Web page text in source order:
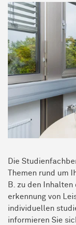
Die
Themen rund um
B. zu den
er­ken­nung von
individuellen
in­for­mie­ren Sie